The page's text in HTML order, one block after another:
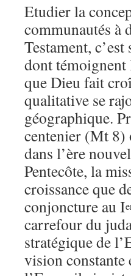
Etudier la
communautés à
Testament,
dont témoignent
que Dieu fait
qualitative se
géographique.
centenier (Mt 8)
dans l’ère
Pentecôte, la
croissance que
conjoncture au I
carrefour du
stratégique de
vision constante